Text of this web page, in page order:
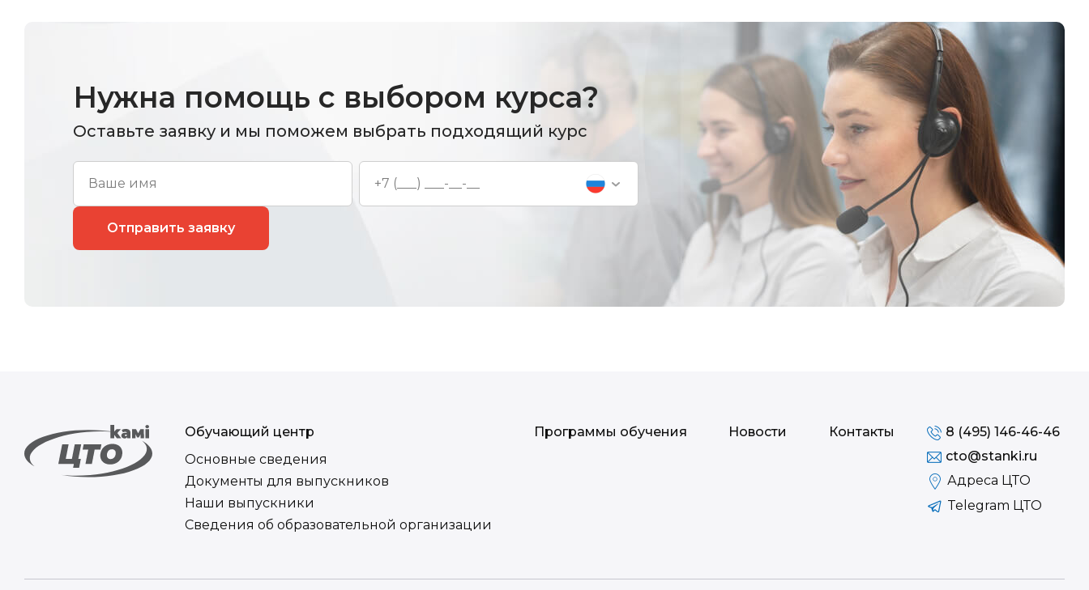
Нужна помощь с выбором курса?
Оставьте заявку и мы поможем выбрать подходящий курс
Обучающий центр
Основные сведения
Документы для выпускников
Наши выпускники
Сведения об образовательной организации
Программы обучения Новости Контакты
8 (495) 146-46-46
cto@stanki.ru
Адреса ЦТО
Telegram ЦТО